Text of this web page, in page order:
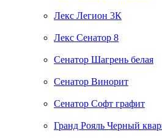
Лекс Легион 3К
Лекс Сенатор 8
Сенатор Шагрень белая
Сенатор Винорит
Сенатор Софт графит
Гранд Рояль Черный